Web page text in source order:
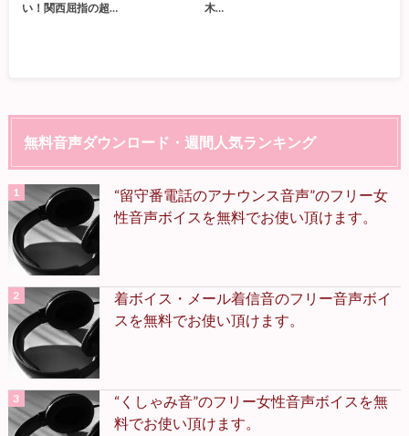
い！関西屈指の超…
木…
無料音声ダウンロード・週間人気ランキング
“留守番電話のアナウンス音声”のフリー女
性音声ボイスを無料でお使い頂けます。
着ボイス・メール着信音のフリー音声ボイ
スを無料でお使い頂けます。
“くしゃみ音”のフリー女性音声ボイスを無
料でお使い頂けます。